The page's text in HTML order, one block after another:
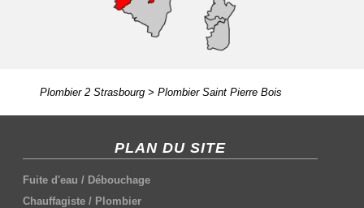
Plombier 2 Strasbourg> Plombier Saint Pierre Bois
PLAN DU SITE
Fuite d'eau / Débouchage
Chauffagiste / Plombier